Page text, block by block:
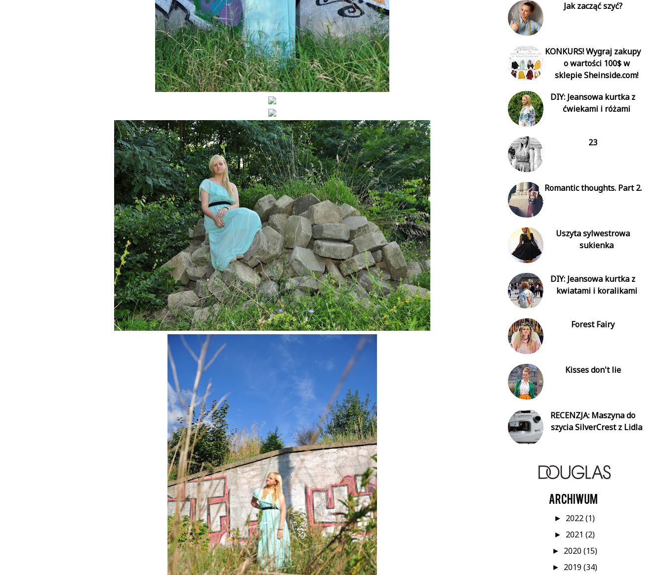
Jak zacząć szyć?
KONKURS! Wygraj zakupy
o wartości 100$ w
sklepie Sheinside.com!
DIY: Jeansowa kurtka z
ćwiekami i różami
23
Romantic thoughts. Part 2.
Uszyta sylwestrowa
sukienka
DIY: Jeansowa kurtka z
kwiatami i koralikami
Forest Fairy
Kisses don't lie
RECENZJA: Maszyna do
szycia SilverCrest z Lidla
► 2022(1)
► 2021(2)
► 2020(15)
► 2019(34)